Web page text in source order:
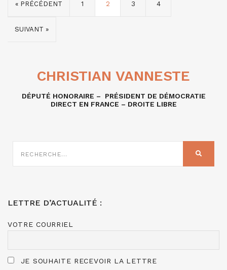
« PRÉCÉDENT 1 2 3 4
SUIVANT »
CHRISTIAN VANNESTE
DÉPUTÉ HONORAIRE – PRÉSIDENT DE DÉMOCRATIE
DIRECT EN FRANCE – DROITE LIBRE
SUR
LETTRE D’ACTUALITÉ :
VOTRE COURRIEL
JE SOUHAITE RECEVOIR LA LETTRE